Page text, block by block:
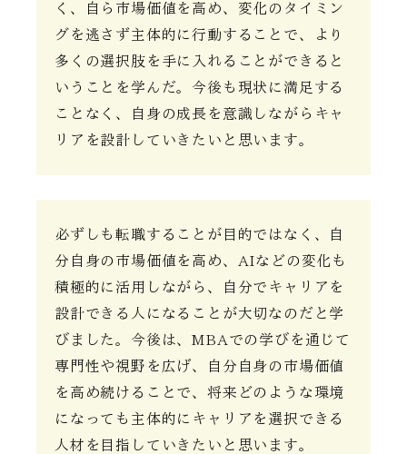
く、自ら市場価値を高め、変化のタイミン
グを逃さず主体的に行動することで、より
多くの選択肢を手に入れることができると
いうことを学んだ。今後も現状に満足する
ことなく、自身の成長を意識しながらキャ
リアを設計していきたいと思います。
必ずしも転職することが目的ではなく、自
分自身の市場価値を高め、AIなどの変化も
積極的に活用しながら、自分でキャリアを
設計できる人になることが大切なのだと学
びました。今後は、MBAでの学びを通じて
専門性や視野を広げ、自分自身の市場価値
を高め続けることで、将来どのような環境
になっても主体的にキャリアを選択できる
人材を目指していきたいと思います。